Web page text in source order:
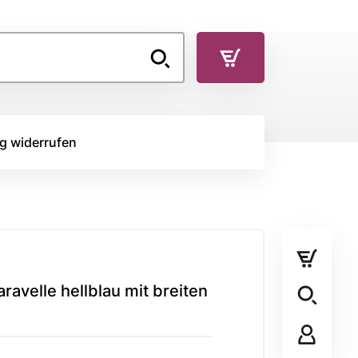
STOFFPANEL
widerrufen
hellblau mit breiten